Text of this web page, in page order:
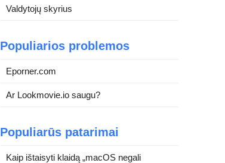
Valdytojų skyrius
Populiarios problemos
Eporner.com
Ar Lookmovie.io saugu?
Populiarūs patarimai
Kaip ištaisyti klaidą „macOS negali